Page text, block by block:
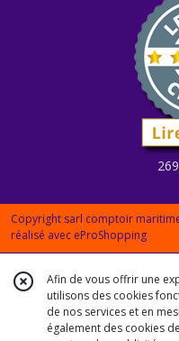
Copyright sarl comptoir
réalisé avec eProShopping
Afin de vous offrir une
utilisons des cookies
de nos services et en
également des cookies